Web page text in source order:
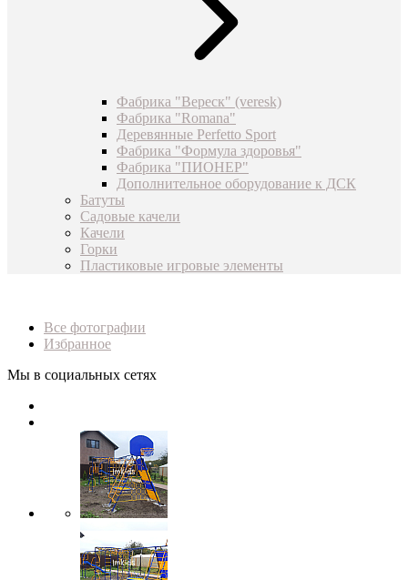
Фабрика "Вереск" (veresk)
Фабрика "Romana"
Деревянные Perfetto Sport
Фабрика "Формула здоровья"
Фабрика "ПИОНЕР"
Дополнительное оборудование к ДСК
Батуты
Садовые качели
Качели
Горки
Пластиковые игровые элементы
Все фотографии
Избранное
Мы в социальных сетях